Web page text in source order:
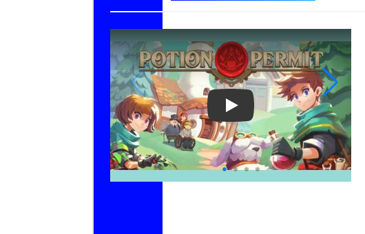
Play Video: Potion Permit